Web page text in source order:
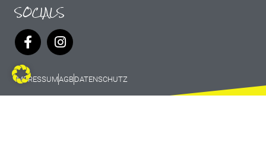
SOCIALS
IMPRESSUMAGBDATENSCHUTZ